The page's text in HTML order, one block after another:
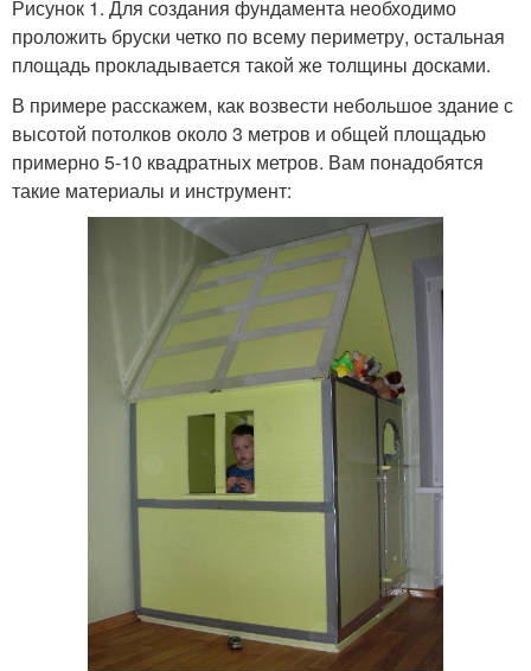
Рисунок 1. Для создания фундамента необходимо
проложить бруски четко по всему периметру, остальная
площадь прокладывается такой же толщины досками.
В примере расскажем, как возвести небольшое здание с
высотой потолков около 3 метров и общей площадью
примерно 5-10 квадратных метров. Вам понадобятся
такие материалы и инструмент: